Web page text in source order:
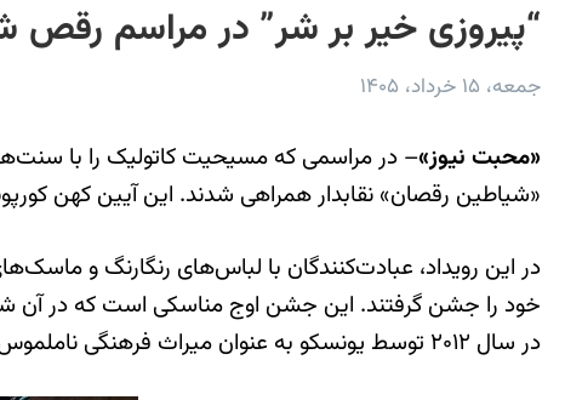
“پیروزی خیر بر شر” در مراسم رقص
جمعه، ۱۵ خرداد، ۱۴۰۵
«محبت نیوز»– در مراسمی که مسیحیت کاتولیک را با
«شیاطین رقصان» نقابدار همراهی شدند. این آیین کهن
در این رویداد، عبادت‌کنندگان با لباس‌های رنگارنگ و
خود را جشن گرفتند. این جشن اوج مناسکی است که در آن
در سال ۲۰۱۲ توسط یونسکو به عنوان میراث فرهنگی ناملموس به رسمیت شناخته شد.